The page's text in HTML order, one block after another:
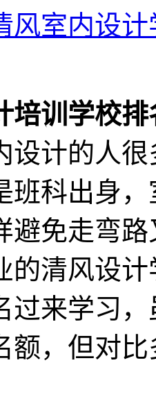
风室内设计
培训学校
设计的人
班科出身
避免走弯
的清风设
过来学习
额，但对